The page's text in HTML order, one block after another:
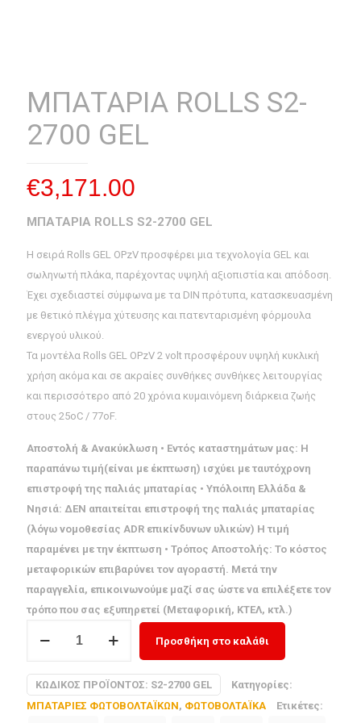
ΜΠΑΤΑΡΙΑ ROLLS S2-
2700 GEL
€3,171.00
ΜΠΑΤΑΡΙΑ ROLLS S2-2700 GEL
Η σειρά Rolls GEL OPzV προσφέρει μια τεχνολογία GEL και
σωληνωτή πλάκα, παρέχοντας υψηλή αξιοπιστία και απόδοση.
Έχει σχεδιαστεί σύμφωνα με τα DIN πρότυπα, κατασκευασμένη
με θετικό πλέγμα χύτευσης και πατενταρισμένη φόρμουλα
ενεργού υλικού.
Τα μοντέλα Rolls GEL OPzV 2 volt προσφέρουν υψηλή κυκλική
χρήση ακόμα και σε ακραίες συνθήκες συνθήκες λειτουργίας
και περισσότερο από 20 χρόνια κυμαινόμενη διάρκεια ζωής
στους 25oC / 77oF.
Αποστολή & Ανακύκλωση • Εντός καταστημάτων μας: Η
παραπάνω τιμή(είναι με έκπτωση) ισχύει με ταυτόχρονη
επιστροφή της παλιάς μπαταρίας • Υπόλοιπη Ελλάδα &
Νησιά: ΔΕΝ απαιτείται επιστροφή της παλιάς μπαταρίας
(λόγω νομοθεσίας ADR επικίνδυνων υλικών) Η τιμή
παραμένει με την έκπτωση • Τρόπος Αποστολής: Το κόστος
μεταφορικών επιβαρύνει τον αγοραστή. Μετά την
παραγγελία, επικοινωνούμε μαζί σας ώστε να επιλέξετε τον
τρόπο που σας εξυπηρετεί (Μεταφορική, ΚΤΕΛ, κτλ.)
2700
GEL
Προσθήκη στο καλάθι
ΚΩΔΙΚΌΣ ΠΡΟΪΌΝΤΟΣ: S2-2700 GEL
Κατηγορίες:
ΜΠΑΤΑΡΙΕΣ ΦΩΤΟΒΟΛΤΑΪΚΩΝ, ΦΩΤΟΒΟΛΤΑΪΚΑ Ετικέτες: